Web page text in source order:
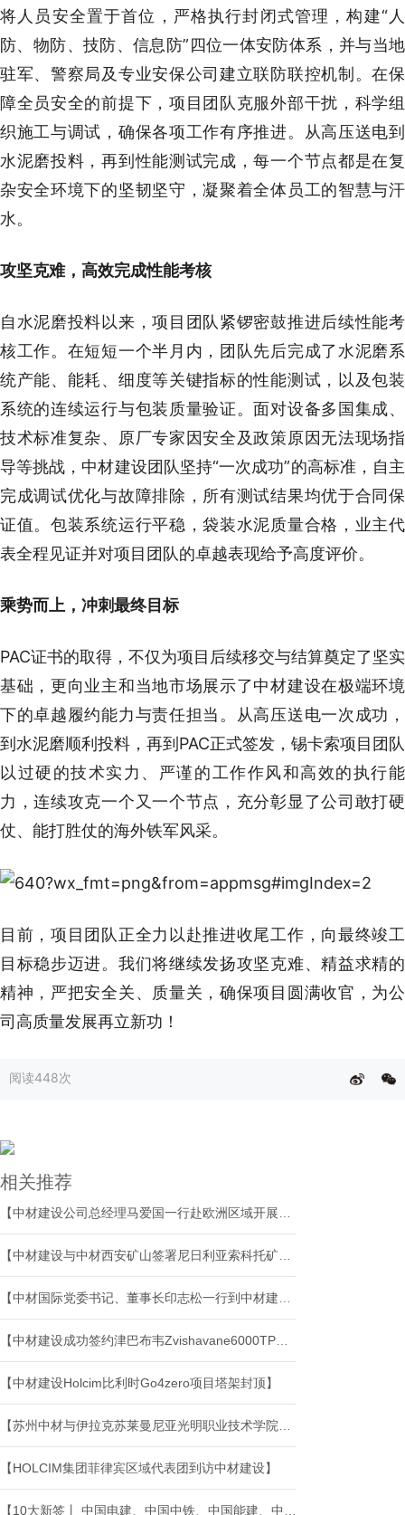
将人员安全置于首位，严格执行封闭式管理，构建“人
防、物防、技防、信息防”四位一体安防体系，并与当地
驻军、警察局及专业安保公司建立联防联控机制。在保
障全员安全的前提下，项目团队克服外部干扰，科学组
织施工与调试，确保各项工作有序推进。从高压送电到
水泥磨投料，再到性能测试完成，每一个节点都是在复
杂安全环境下的坚韧坚守，凝聚着全体员工的智慧与汗
水。
攻坚克难，高效完成性能考核
自水泥磨投料以来，项目团队紧锣密鼓推进后续性能考
核工作。在短短一个半月内，团队先后完成了水泥磨系
统产能、能耗、细度等关键指标的性能测试，以及包装
系统的连续运行与包装质量验证。面对设备多国集成、
技术标准复杂、原厂专家因安全及政策原因无法现场指
导等挑战，中材建设团队坚持“一次成功”的高标准，自主
完成调试优化与故障排除，所有测试结果均优于合同保
证值。包装系统运行平稳，袋装水泥质量合格，业主代
表全程见证并对项目团队的卓越表现给予高度评价。
乘势而上，冲刺最终目标
PAC证书的取得，不仅为项目后续移交与结算奠定了坚实
基础，更向业主和当地市场展示了中材建设在极端环境
下的卓越履约能力与责任担当。从高压送电一次成功，
到水泥磨顺利投料，再到PAC正式签发，锡卡索项目团队
以过硬的技术实力、严谨的工作作风和高效的执行能
力，连续攻克一个又一个节点，充分彰显了公司敢打硬
仗、能打胜仗的海外铁军风采。
目前，项目团队正全力以赴推进收尾工作，向最终竣工
目标稳步迈进。我们将继续发扬攻坚克难、精益求精的
精神，严把安全关、质量关，确保项目圆满收官，为公
司高质量发展再立新功！
阅读448次
相关推荐
【中材建设公司总经理马爱国一行赴欧洲区域开展系列调研】
【中材建设与中材西安矿山签署尼日利亚索科托矿山运维项目】
【中材国际党委书记、董事长印志松一行到中材建设调研指导工作】
【中材建设成功签约津巴布韦Zvishavane6000TPD熟料水泥生产线EPC项目】
【中材建设Holcim比利时Go4zero项目塔架封顶】
【苏州中材与伊拉克苏莱曼尼亚光明职业技术学院座谈交流】
【HOLCIM集团菲律宾区域代表团到访中材建设】
【10大新签丨 中国电建、中国中铁、中国能建、中材建设等境外中标新签】